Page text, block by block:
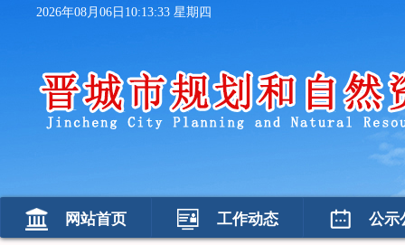
2026年08月06日10:13:33 星期四
网站首页 工作动态 公示